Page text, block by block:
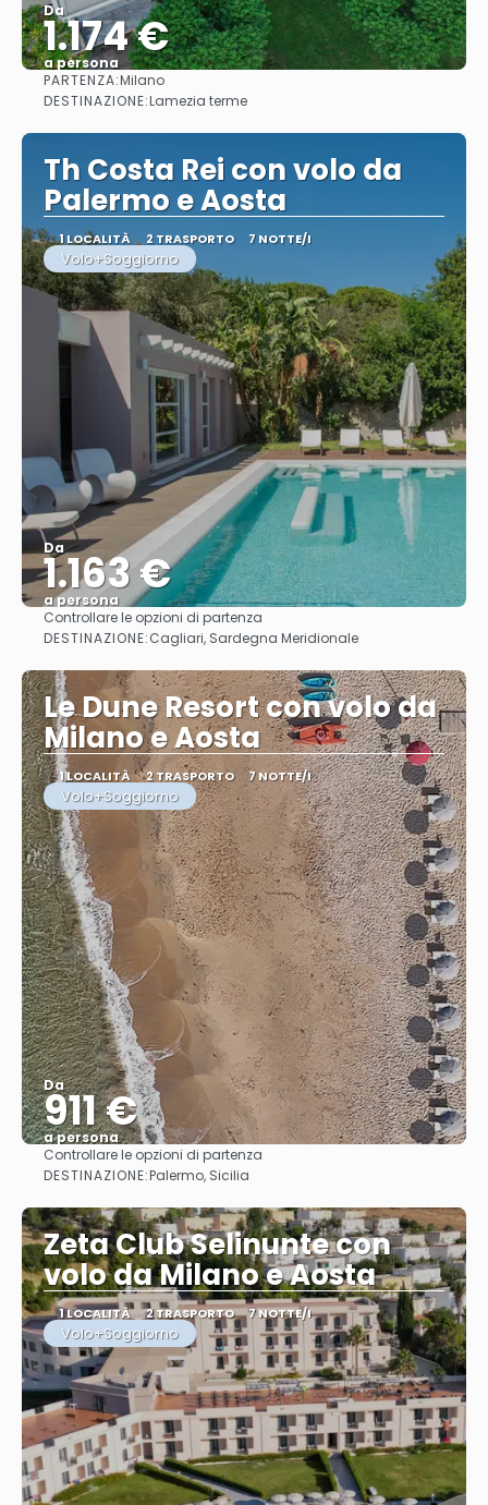
Da
1.174 €
a persona
PARTENZA:Milano
DESTINAZIONE:Lamezia terme
Th Costa Rei con volo da
Palermo e Aosta
1 LOCALITÀ 2 TRASPORTO 7 NOTTE/I
Volo+Soggiorno
Da
1.163 €
a persona
Vedere
Controllare le opzioni di partenza
DESTINAZIONE:Cagliari, Sardegna Meridionale
Le Dune Resort con volo da
Milano e Aosta
1 LOCALITÀ 2 TRASPORTO 7 NOTTE/I
Volo+Soggiorno
Da
911 €
a persona
Vedere
Controllare le opzioni di partenza
DESTINAZIONE:Palermo, Sicilia
Zeta Club Selinunte con
volo da Milano e Aosta
1 LOCALITÀ 2 TRASPORTO 7 NOTTE/I
Volo+Soggiorno